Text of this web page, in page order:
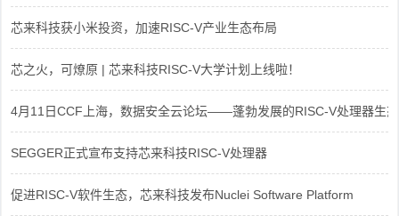
芯来科技获小米投资，加速RISC-V产业生态布局
芯之火，可燎原 | 芯来科技RISC-V大学计划上线啦！
4月11日CCF上海，数据安全云论坛——蓬勃发展的RISC-V处理器生态
SEGGER正式宣布支持芯来科技RISC-V处理器
促进RISC-V软件生态，芯来科技发布Nuclei Software Platform